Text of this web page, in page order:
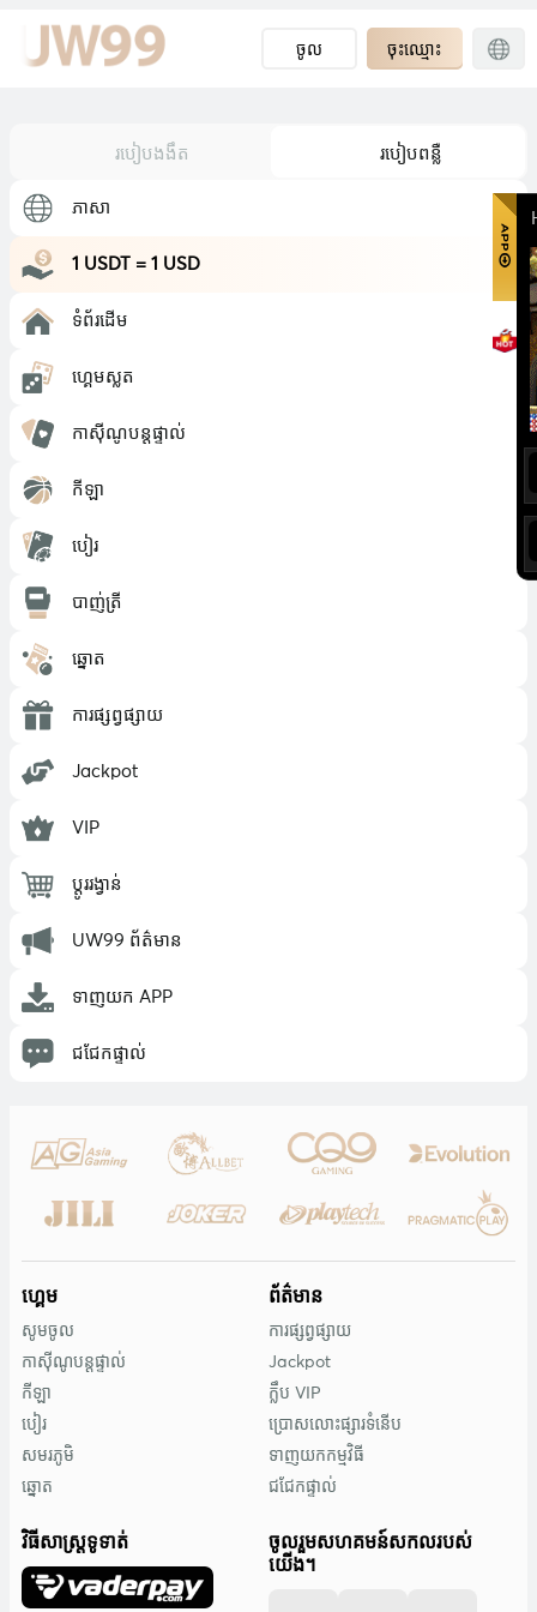
ចូល ចុះឈ្មោះ
របៀបងងឹត របៀបពន្លឺ
ភាសា
1 USDT = 1 USD
ទំព័រដើម
ហ្គេមស្លត
កាស៊ីណូបន្តផ្ទាល់
កីឡា
បៀរ
បាញ់ត្រី
ឆ្នោត
ការផ្សព្វផ្សាយ
Jackpot
VIP
ប្តូររង្វាន់
UW99 ព័ត៌មាន
ទាញយក APP
ជជែកផ្ទាល់
ហ្គេម
សូមចូល
កាស៊ីណូបន្តផ្ទាល់
កីឡា
បៀរ
សមរភូមិ
ឆ្នោត
ព័ត៌មាន
ការផ្សព្វផ្សាយ
Jackpot
ក្លឹប VIP
ប្រោសលោះផ្សារទំនើប
ទាញយកកម្មវិធី
ជជែកផ្ទាល់
វិធីសាស្រ្តទូទាត់
ចូលរួមសហគមន៍សកលរបស់
យើង។